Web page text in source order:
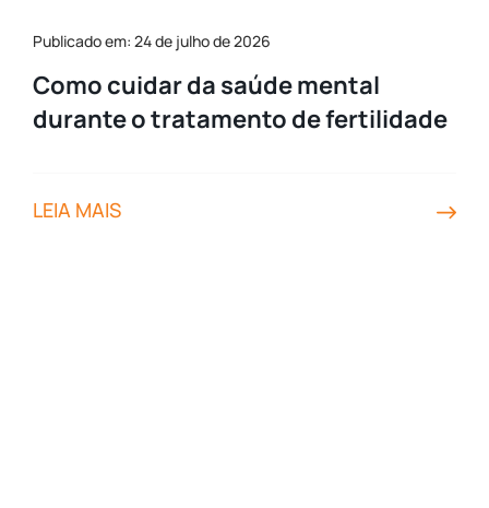
Publicado em: 24 de julho de 2026
Como cuidar da saúde mental
durante o tratamento de fertilidade
LEIA MAIS